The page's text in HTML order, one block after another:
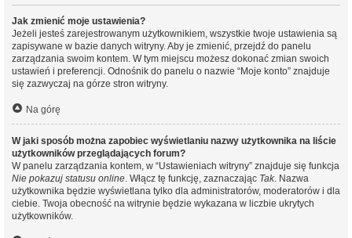
Jak zmienić moje ustawienia?
Jeżeli jesteś zarejestrowanym użytkownikiem, wszystkie twoje ustawienia są
zapisywane w bazie danych witryny. Aby je zmienić, przejdź do panelu
zarządzania swoim kontem. W tym miejscu możesz dokonać zmian swoich
ustawień i preferencji. Odnośnik do panelu o nazwie “Moje konto” znajduje
się zazwyczaj na górze stron witryny.
Na górę
W jaki sposób można zapobiec wyświetlaniu nazwy użytkownika na liście
użytkowników przeglądających forum?
W panelu zarządzania kontem, w “Ustawieniach witryny” znajduje się funkcja
Nie pokazuj statusu online. Włącz tę funkcję, zaznaczając Tak. Nazwa
użytkownika będzie wyświetlana tylko dla administratorów, moderatorów i dla
ciebie. Twoja obecność na witrynie będzie wykazana w liczbie ukrytych
użytkowników.